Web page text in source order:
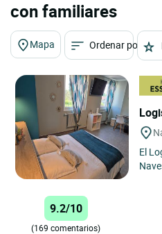
con familiares
Mapa Ordenar por
El
9.2/10
(169 comentarios)